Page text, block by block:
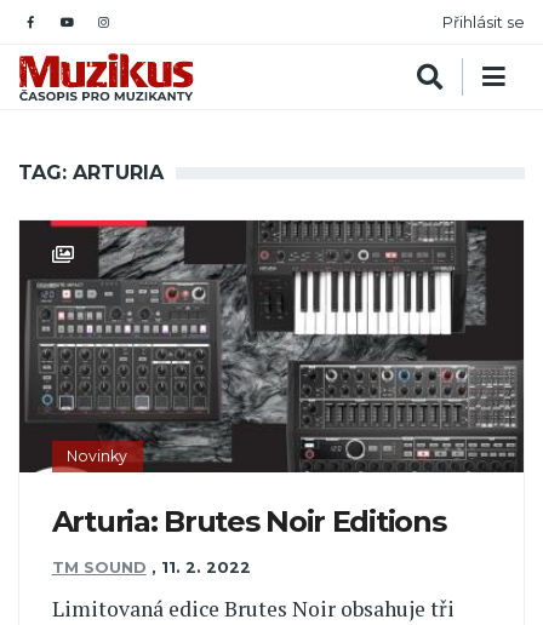
Přihlásit se
TAG: ARTURIA
Novinky
Arturia: Brutes Noir Editions
TM SOUND , 11. 2. 2022
Limitovaná edice Brutes Noir obsahuje tři